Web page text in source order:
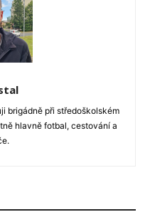
brigádně při středoškolském
hlavně fotbal, cestování a